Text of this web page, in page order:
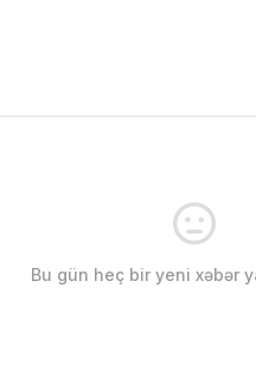
Bu gün heç bir yeni xəbər